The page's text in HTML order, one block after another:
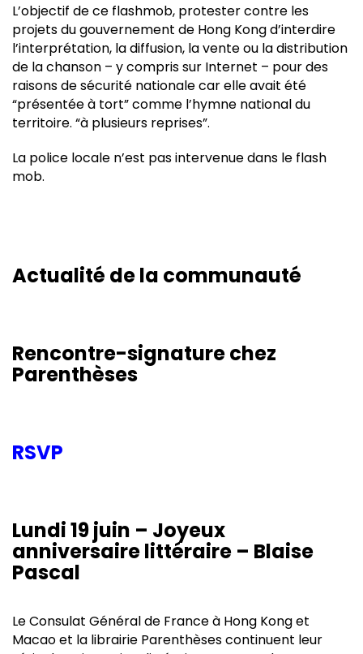
L’objectif de ce flashmob, protester contre les
projets du gouvernement de Hong Kong d’interdire
l’interprétation, la diffusion, la vente ou la distribution
de la chanson – y compris sur Internet – pour des
raisons de sécurité nationale car elle avait été
“présentée à tort” comme l’hymne national du
territoire. “à plusieurs reprises”.
La police locale n’est pas intervenue dans le flash
mob.
Actualité de la communauté
Rencontre-signature chez
Parenthèses
RSVP
Lundi 19 juin – Joyeux
anniversaire littéraire – Blaise
Pascal
Le Consulat Général de France à Hong Kong et
Macao et la librairie Parenthèses continuent leur